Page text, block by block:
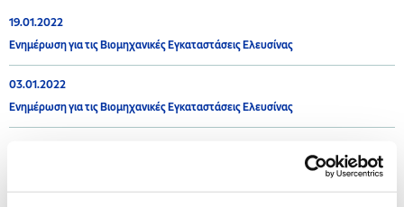
19.01.2022
Ενημέρωση για τις Βιομηχανικές Εγκαταστάσεις Ελευσίνας
03.01.2022
Ενημέρωση για τις Βιομηχανικές Εγκαταστάσεις Ελευσίνας